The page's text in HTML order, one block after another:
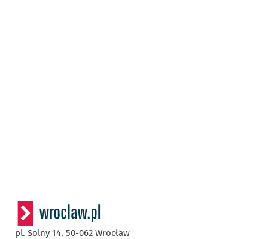
pl. Solny 14, 50-062 Wrocław